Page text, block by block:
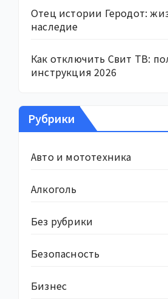
Отец истории Геродот:
наследие
Как отключить Свит ТВ:
инструкция 2026
Рубрики
Авто и мототехника
Алкоголь
Без рубрики
Безопасность
Бизнес